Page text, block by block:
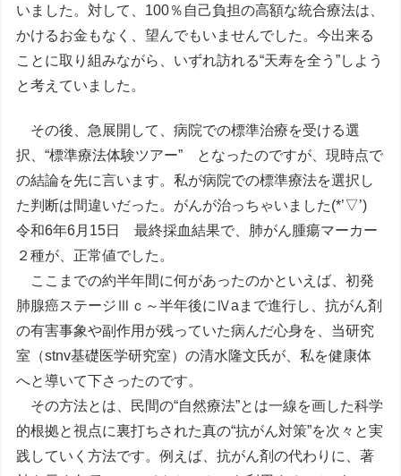
いました。対して、100％自己負担の高額な統合療法は、
かけるお金もなく、望んでもいませんでした。今出来る
ことに取り組みながら、いずれ訪れる“天寿を全う”しよう
と考えていました。
その後、急展開して、病院での標準治療を受ける選
択、“標準療法体験ツアー” となったのですが、現時点で
の結論を先に言います。私が病院での標準療法を選択し
た判断は間違いだった。がんが治っちゃいました(*’▽’)
令和6年6月15日 最終採血結果で、肺がん腫瘍マーカー
２種が、正常値でした。
ここまでの約半年間に何があったのかといえば、初発
肺腺癌ステージⅢｃ～半年後にⅣaまで進行し、抗がん剤
の有害事象や副作用が残っていた病んだ心身を、当研究
室（stnv基礎医学研究室）の清水隆文氏が、私を健康体
へと導いて下さったのです。
その方法とは、民間の“自然療法”とは一線を画した科学
的根拠と視点に裏打ちされた真の“抗がん対策”を次々と実
践していく方法です。例えば、抗がん剤の代わりに、著